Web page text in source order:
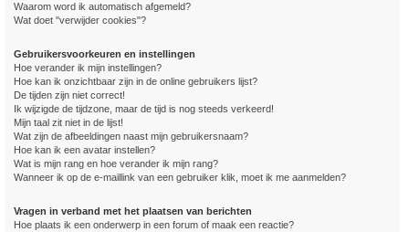
Waarom word ik automatisch afgemeld?
Wat doet "verwijder cookies"?
Gebruikersvoorkeuren en instellingen
Hoe verander ik mijn instellingen?
Hoe kan ik onzichtbaar zijn in de online gebruikers lijst?
De tijden zijn niet correct!
Ik wijzigde de tijdzone, maar de tijd is nog steeds verkeerd!
Mijn taal zit niet in de lijst!
Wat zijn de afbeeldingen naast mijn gebruikersnaam?
Hoe kan ik een avatar instellen?
Wat is mijn rang en hoe verander ik mijn rang?
Wanneer ik op de e-maillink van een gebruiker klik, moet ik me aanmelden?
Vragen in verband met het plaatsen van berichten
Hoe plaats ik een onderwerp in een forum of maak een reactie?